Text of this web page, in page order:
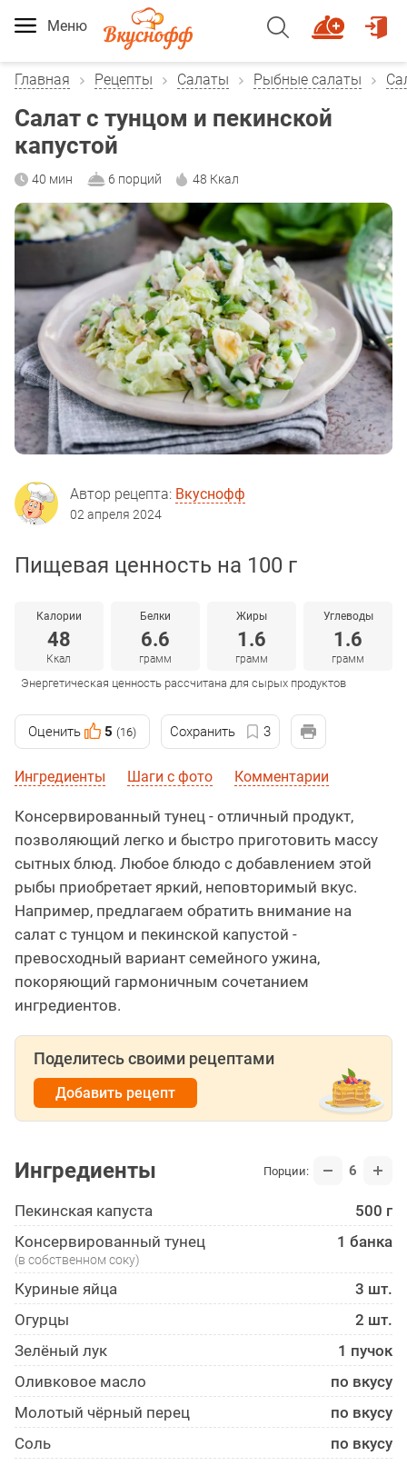
Меню
Главная Рецепты Салаты Рыбные салаты
Салат с тунцом и пекинской
капустой
40 мин 6 порций 48 Ккал
Автор рецепта: Вкуснофф
02 апреля 2024
Пищевая ценность на 100 г
Калории
48
Ккал
Белки
6.6
грамм
Жиры
1.6
грамм
Углеводы
1.6
грамм
Энергетическая ценность рассчитана для сырых продуктов
Оценить 5 (16) Сохранить 3
Ингредиенты Шаги с фото Комментарии
Консервированный тунец - отличный продукт,
позволяющий легко и быстро приготовить массу
сытных блюд. Любое блюдо с добавлением этой
рыбы приобретает яркий, неповторимый вкус.
Например, предлагаем обратить внимание на
салат с тунцом и пекинской капустой -
превосходный вариант семейного ужина,
покоряющий гармоничным сочетанием
ингредиентов.
Поделитесь своими рецептами
Добавить рецепт
Ингредиенты Порции: 6
Пекинская капуста
500 г
Консервированный тунец
1 банка
(в собственном соку)
Куриные яйца
3 шт.
Огурцы
2 шт.
Зелёный лук
1 пучок
Оливковое масло
по вкусу
Молотый чёрный перец
по вкусу
Соль
по вкусу